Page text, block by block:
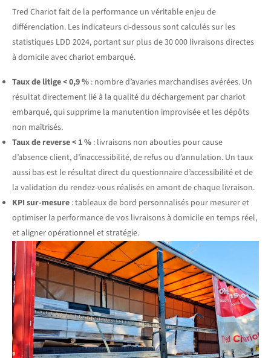
Tred Chariot fait de la performance un véritable enjeu de
différenciation. Les indicateurs ci-dessous sont calculés sur les
statistiques LDD 2024, portant sur plus de 30 000 livraisons directes
à domicile avec chariot embarqué.
Taux de litige < 0,9 % : nombre d’avaries marchandises avérées. Un
résultat directement lié à la qualité du déchargement par chariot
embarqué, qui supprime la manutention improvisée et les dépôts
non maîtrisés.
Taux de reverse < 1 % : livraisons non abouties pour cause
d’absence client, d’inaccessibilité, de refus ou d’annulation. Un taux
aussi bas est le résultat direct du questionnaire d’accessibilité et de
la validation du rendez-vous réalisés en amont de chaque livraison.
KPI sur-mesure : tableaux de bord personnalisés pour mesurer et
optimiser la performance de vos livraisons à domicile en temps réel,
et aligner opérationnel et stratégie.